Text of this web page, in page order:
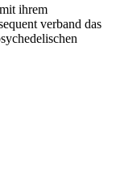
ihrem
verband das